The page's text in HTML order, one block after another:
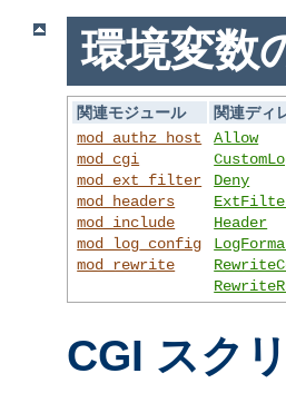
環境変数
関連モジュール
関連ディ
mod_authz_host
mod_cgi
mod_ext_filter
mod_headers
mod_include
mod_log_config
mod_rewrite
Allow
Deny
Header
CGI スク